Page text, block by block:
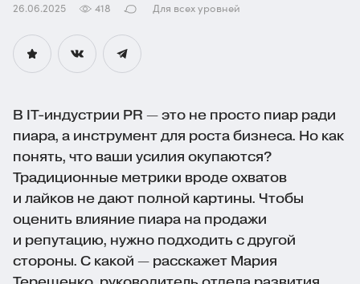
26.06.2025 418 Для всех уровней
В IT-индустрии PR — это не просто пиар ради
пиара, а инструмент для роста бизнеса. Но как
понять, что ваши усилия окупаются?
Традиционные метрики вроде охватов
и лайков не дают полной картины. Чтобы
оценить влияние пиара на продажи
и репутацию, нужно подходить с другой
стороны. С какой — расскажет Мария